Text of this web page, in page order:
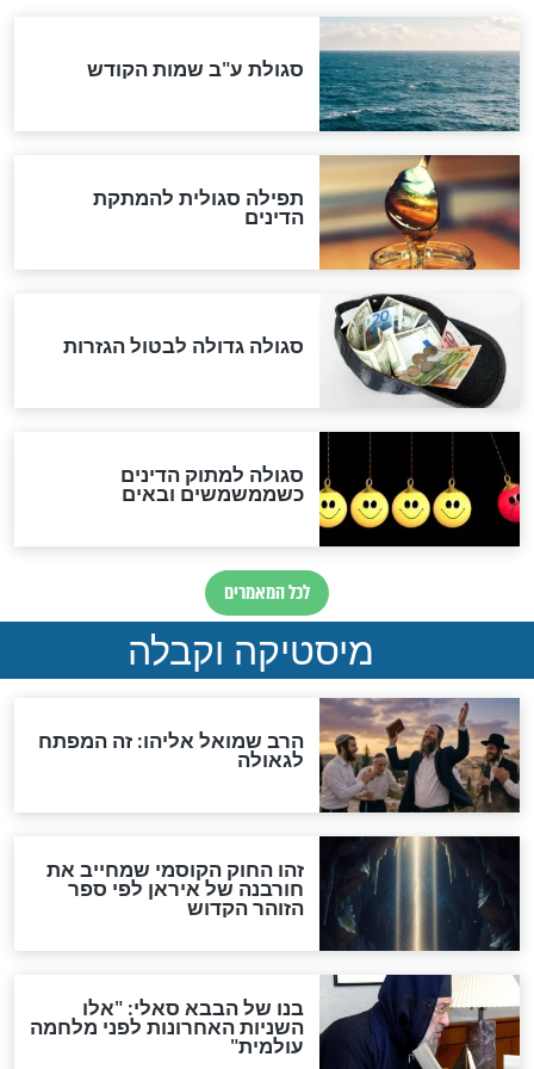
ההסכם החשאי של טראמפ
ואיראן: בלי שקיפות ועם הרבה
סימני שאלה
המסמך האבוד שנחשף
במרתפי מוסקבה: כתב היד
הנדיר של הרשב"ם התגלה
שורדת השואה שחוגגת 100:
"מודה לקב"ה על כל השנים"
לכל המאמרים
אחרית הימים
האם אפשר לחשב את הקץ?
מה יהיה בימות המשיח?